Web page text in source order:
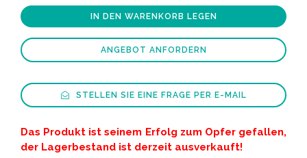
IN DEN WARENKORB LEGEN
ANGEBOT ANFORDERN
STELLEN SIE EINE FRAGE PER E-MAIL
Das Produkt ist seinem Erfolg zum Opfer gefallen,
der Lagerbestand ist derzeit ausverkauft!